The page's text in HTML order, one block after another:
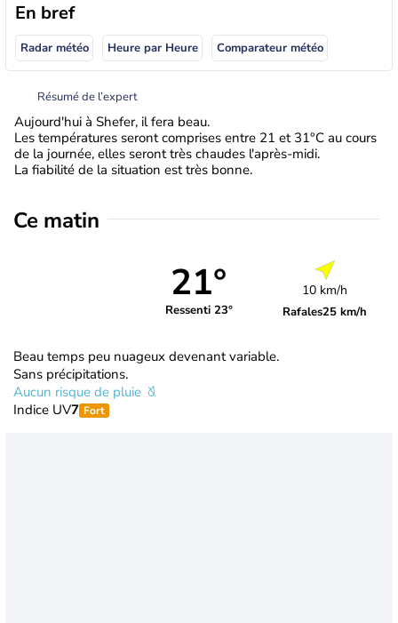
En bref
Radar météo Heure par Heure Comparateur météo
Résumé de l’expert
Aujourd'hui à Shefer, il fera beau.
Les températures seront comprises entre 21 et 31°C au cours
de la journée, elles seront très chaudes l'après-midi.
La fiabilité de la situation est très bonne.
Ce matin
21°
Ressenti 23°
10 km/h
Rafales25 km/h
Beau temps peu nuageux devenant variable.
Sans précipitations.
Aucun risque de pluie
Indice UV7 Fort